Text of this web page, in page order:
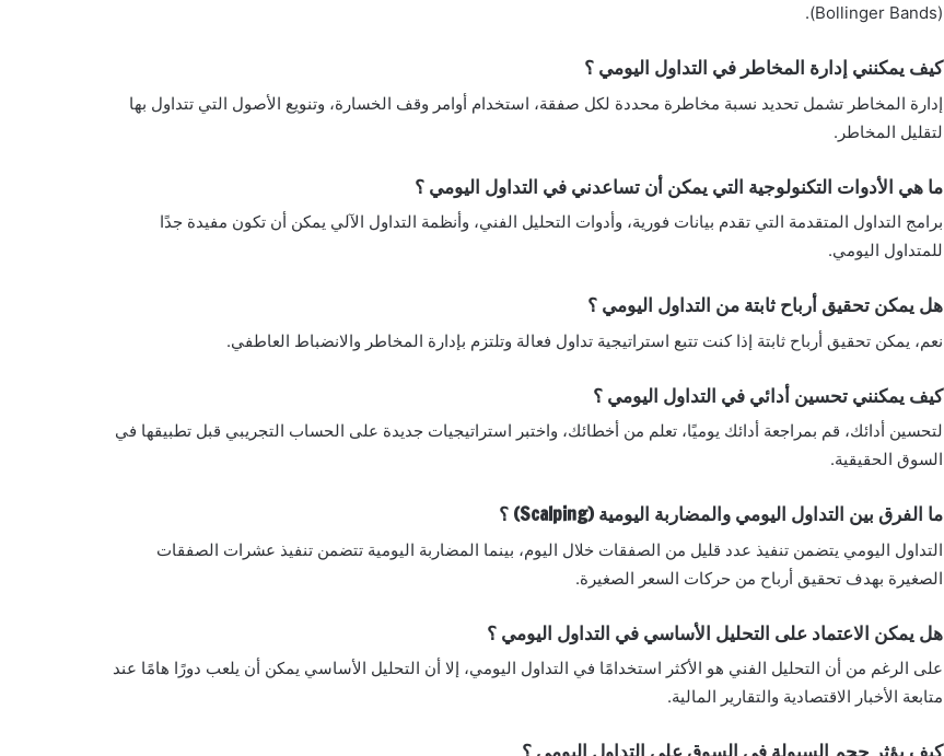
(Bollinger Bands).
كيف يمكنني إدارة المخاطر في التداول اليومي ؟
إدارة المخاطر تشمل تحديد نسبة مخاطرة محددة لكل صفقة، استخدام أوامر وقف الخسارة، وتنويع الأصول التي تتداول بها
لتقليل المخاطر.
ما هي الأدوات التكنولوجية التي يمكن أن تساعدني في التداول اليومي ؟
برامج التداول المتقدمة التي تقدم بيانات فورية، وأدوات التحليل الفني، وأنظمة التداول الآلي يمكن أن تكون مفيدة جدًا
للمتداول اليومي.
هل يمكن تحقيق أرباح ثابتة من التداول اليومي ؟
نعم، يمكن تحقيق أرباح ثابتة إذا كنت تتبع استراتيجية تداول فعالة وتلتزم بإدارة المخاطر والانضباط العاطفي.
كيف يمكنني تحسين أدائي في التداول اليومي ؟
لتحسين أدائك، قم بمراجعة أدائك يوميًا، تعلم من أخطائك، واختبر استراتيجيات جديدة على الحساب التجريبي قبل تطبيقها في
السوق الحقيقية.
ما الفرق بين التداول اليومي والمضاربة اليومية (Scalping) ؟
التداول اليومي يتضمن تنفيذ عدد قليل من الصفقات خلال اليوم، بينما المضاربة اليومية تتضمن تنفيذ عشرات الصفقات
الصغيرة بهدف تحقيق أرباح من حركات السعر الصغيرة.
هل يمكن الاعتماد على التحليل الأساسي في التداول اليومي ؟
على الرغم من أن التحليل الفني هو الأكثر استخدامًا في التداول اليومي، إلا أن التحليل الأساسي يمكن أن يلعب دورًا هامًا عند
متابعة الأخبار الاقتصادية والتقارير المالية.